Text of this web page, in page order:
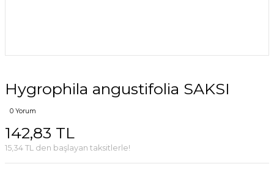
Hygrophila angustifolia SAKSI
0 Yorum
142,83 TL
15,34 TL den başlayan taksitlerle!